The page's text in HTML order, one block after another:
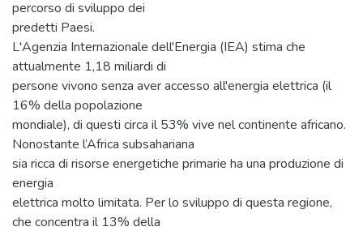
percorso di sviluppo dei
predetti Paesi.
L'Agenzia Internazionale dell'Energia (IEA) stima che
attualmente 1,18 miliardi di
persone vivono senza aver accesso all'energia elettrica (il
16% della popolazione
mondiale), di questi circa il 53% vive nel continente africano.
Nonostante l’Africa subsahariana
sia ricca di risorse energetiche primarie ha una produzione di
energia
elettrica molto limitata. Per lo sviluppo di questa regione,
che concentra il 13% della